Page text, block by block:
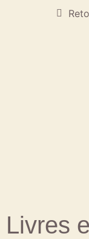
Livres